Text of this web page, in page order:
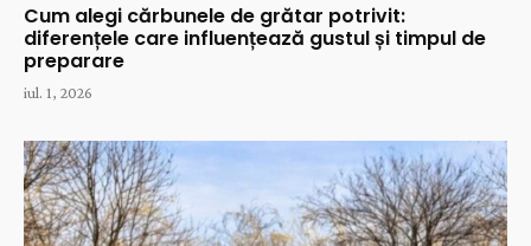
Cum alegi cărbunele de grătar potrivit:
diferențele care influențează gustul și timpul de
preparare
iul. 1, 2026